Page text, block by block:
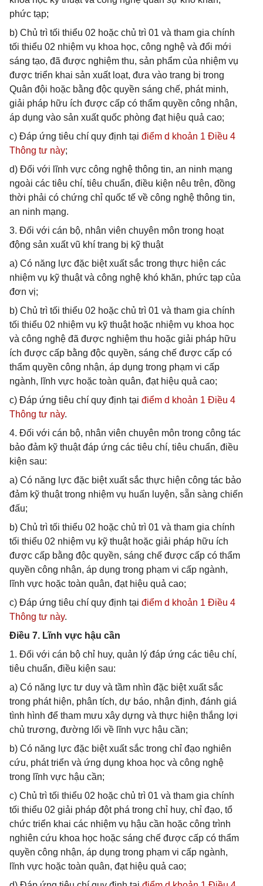
phức tạp;
b) Chủ trì tối thiểu 02 hoặc chủ trì 01 và tham gia chính
tối thiểu 02 nhiệm vụ khoa học, công nghệ và đổi mới
sáng tạo, đã được nghiệm thu, sản phẩm của nhiệm vụ
được triển khai sản xuất loạt, đưa vào trang bị trong
Quân đội hoặc bằng độc quyền sáng chế, phát minh,
giải pháp hữu ích được cấp có thẩm quyền công nhận,
áp dụng vào sản xuất quốc phòng đạt hiệu quả cao;
c) Đáp ứng tiêu chí quy định tại điểm d khoản 1 Điều 4
Thông tư này;
d) Đối với lĩnh vực công nghệ thông tin, an ninh mạng
ngoài các tiêu chí, tiêu chuẩn, điều kiện nêu trên, đồng
thời phải có chứng chỉ quốc tế về công nghệ thông tin,
an ninh mạng.
3. Đối với cán bộ, nhân viên chuyên môn trong hoạt
động sản xuất vũ khí trang bị kỹ thuật
a) Có năng lực đặc biệt xuất sắc trong thực hiện các
nhiệm vụ kỹ thuật và công nghệ khó khăn, phức tạp của
đơn vị;
b) Chủ trì tối thiểu 02 hoặc chủ trì 01 và tham gia chính
tối thiểu 02 nhiệm vụ kỹ thuật hoặc nhiệm vụ khoa học
và công nghệ đã được nghiệm thu hoặc giải pháp hữu
ích được cấp bằng độc quyền, sáng chế được cấp có
thẩm quyền công nhận, áp dụng trong phạm vi cấp
ngành, lĩnh vực hoặc toàn quân, đạt hiệu quả cao;
c) Đáp ứng tiêu chí quy định tại điểm d khoản 1 Điều 4
Thông tư này.
4. Đối với cán bộ, nhân viên chuyên môn trong công tác
bảo đảm kỹ thuật đáp ứng các tiêu chí, tiêu chuẩn, điều
kiện sau:
a) Có năng lực đặc biệt xuất sắc thực hiện công tác bảo
đảm kỹ thuật trong nhiệm vụ huấn luyện, sẵn sàng chiến
đấu;
b) Chủ trì tối thiểu 02 hoặc chủ trì 01 và tham gia chính
tối thiểu 02 nhiệm vụ kỹ thuật hoặc giải pháp hữu ích
được cấp bằng độc quyền, sáng chế được cấp có thẩm
quyền công nhận, áp dụng trong phạm vi cấp ngành,
lĩnh vực hoặc toàn quân, đạt hiệu quả cao;
c) Đáp ứng tiêu chí quy định tại điểm d khoản 1 Điều 4
Thông tư này.
Điều 7. Lĩnh vực hậu cần
1. Đối với cán bộ chỉ huy, quản lý đáp ứng các tiêu chí,
tiêu chuẩn, điều kiện sau:
a) Có năng lực tư duy và tầm nhìn đặc biệt xuất sắc
trong phát hiện, phân tích, dự báo, nhận định, đánh giá
tình hình để tham mưu xây dựng và thực hiện thắng lợi
chủ trương, đường lối về lĩnh vực hậu cần;
b) Có năng lực đặc biệt xuất sắc trong chỉ đạo nghiên
cứu, phát triển và ứng dụng khoa học và công nghệ
trong lĩnh vực hậu cần;
c) Chủ trì tối thiểu 02 hoặc chủ trì 01 và tham gia chính
tối thiểu 02 giải pháp đột phá trong chỉ huy, chỉ đạo, tổ
chức triển khai các nhiệm vụ hậu cần hoặc công trình
nghiên cứu khoa học hoặc sáng chế được cấp có thẩm
quyền công nhận, áp dụng trong phạm vi cấp ngành,
lĩnh vực hoặc toàn quân, đạt hiệu quả cao;